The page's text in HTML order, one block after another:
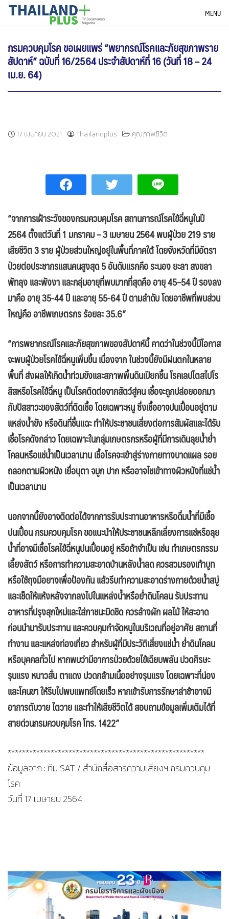
SkipTHAILANDPLUS NEWS MENU
กรมควบคุมโรค ขอเผยแพร่ “พยากรณ์โรคและภัยสุขภาพราย
สัปดาห์” ฉบับที่ 16/2564 ประจำสัปดาห์ที่ 16 (วันที่ 18 – 24
เม.ย. 64)
17 เมษายน 2021 Thailandplus คุณภาพชีวิต
“จากการเฝ้าระวังของกรมควบคุมโรค สถานการณ์โรคไข้ฉี่หนูในปี
2564 ตั้งแต่วันที่ 1 มกราคม – 3 เมษายน 2564 พบผู้ป่วย 219 ราย
เสียชีวิต 3 ราย ผู้ป่วยส่วนใหญ่อยู่ในพื้นที่ภาคใต้ โดยจังหวัดที่มีอัตรา
ป่วยต่อประชากรแสนคนสูงสุด 5 อันดับแรกคือ ระนอง ยะลา สงขลา
พัทลุง และพังงา และกลุ่มอายุที่พบมากที่สุดคือ อายุ 45–54 ปี รองลง
มาคือ อายุ 35-44 ปี และอายุ 55-64 ปี ตามลำดับ โดยอาชีพที่พบส่วน
ใหญ่คือ อาชีพเกษตรกร ร้อยละ 35.6”
“การพยากรณ์โรคและภัยสุขภาพของสัปดาห์นี้ คาดว่าในช่วงนี้มีโอกาส
จะพบผู้ป่วยโรคไข้ฉี่หนูเพิ่มขึ้น เนื่องจาก ในช่วงนี้ยังมีฝนตกในหลาย
พื้นที่ ส่งผลให้เกิดน้ำท่วมขังและสภาพพื้นดินเปียกชื้น โรคเลปโตสไปโร
สิสหรือโรคไข้ฉี่หนู เป็นโรคติดต่อจากสัตว์สู่คน เชื้อจะถูกปล่อยออกมา
กับปัสสาวะของสัตว์ที่ติดเชื้อ โดยเฉพาะหนู ซึ่งเชื้ออาจปนเปื้อนอยู่ตาม
แหล่งน้ำขัง หรือดินที่ชื้นแฉะ ทำให้ประชาชนเสี่ยงต่อการสัมผัสและได้รับ
เชื้อโรคดังกล่าว โดยเฉพาะในกลุ่มเกษตรกรหรือผู้ที่มีการเดินลุยน้ำย่ำ
โคลนหรือแช่น้ำเป็นเวลานาน เชื้อโรคจะเข้าสู่ร่างกายทางบาดแผล รอย
ถลอกตามผิวหนัง เยื่อบุตา จมูก ปาก หรืออาจไชเข้าทางผิวหนังที่แช่น้ำ
เป็นเวลานาน
นอกจากนี้ยังอาจติดต่อได้จากการรับประทานอาหารหรือดื่มน้ำที่มีเชื้อ
ปนเปื้อน กรมควบคุมโรค ขอแนะนำให้ประชาชนหลีกเลี่ยงการแช่หรือลุย
น้ำที่อาจมีเชื้อโรคไข้ฉี่หนูปนเปื้อนอยู่ หรือถ้าจำเป็น เช่น ทำเกษตรกรรม
เลี้ยงสัตว์ หรือการทำความสะอาดบ้านหลังน้ำลด ควรสวมรองเท้าบูท
หรือใช้ถุงมือยางเพื่อป้องกัน แล้วรีบทำความสะอาดร่างกายด้วยน้ำสบู่
และเช็ดให้แห้งหลังจากลงไปในแหล่งน้ำหรือย่ำดินโคลน รับประทาน
อาหารที่ปรุงสุกใหม่และใส่ภาชนะมิดชิด ควรล้างผัก ผลไม้ ให้สะอาด
ก่อนนำมารับประทาน และควบคุมกำจัดหนูในบริเวณที่อยู่อาศัย สถานที่
ทำงาน และแหล่งท่องเที่ยว สำหรับผู้ที่มีประวัติเสี่ยงแช่น้ำ ย่ำดินโคลน
หรือบุคคลทั่วไป หากพบว่ามีอาการป่วยด้วยไข้เฉียบพลัน ปวดศีรษะ
รุนแรง หนาวสั่น ตาแดง ปวดกล้ามเนื้ออย่างรุนแรง โดยเฉพาะที่น่อง
และโคนขา ให้รีบไปพบแพทย์โดยเร็ว หากเข้ารับการรักษาล่าช้าอาจมี
อาการตับวาย ไตวาย และทำให้เสียชีวิตได้ สอบถามข้อมูลเพิ่มเติมได้ที่
สายด่วนกรมควบคุมโรค โทร. 1422”
*******************************************************
ข้อมูลจาก : ทีม SAT / สำนักสื่อสารความเสี่ยงฯ กรมควบคุม
โรค
วันที่ 17 เมษายน 2564